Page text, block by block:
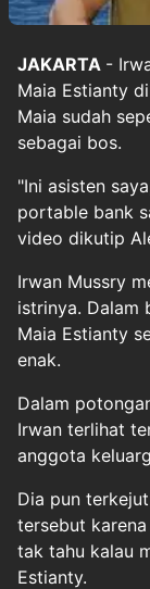
JAKARTA -
Maia Estianty
Maia sudah
sebagai bos.
"Ini asisten
portable bank
video dikutip
Irwan Mussry
istrinya. Dalam
Maia Estianty
enak.
Dalam
Irwan terlihat
anggota
Dia pun
tersebut
tak tahu kalau
Estianty.